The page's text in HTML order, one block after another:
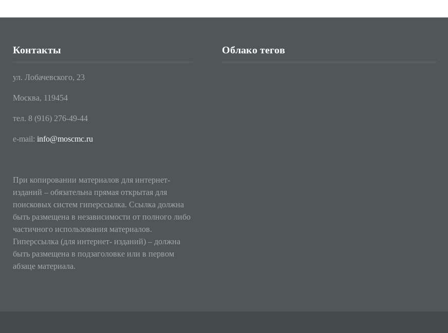
Контакты
ул. Лобачевского, 23
Москва, 119454
тел. 8 (916) 276-49-44
e-mail:info@moscmc.ru
При копировании материалов для интернет-
изданий – обязательна прямая открытая для
поисковых систем гиперссылка. Ссылка должна
быть размещена в независимости от полного либо
частичного использования материалов.
Гиперссылка (для интернет- изданий) – должна
быть размещена в подзаголовке или в первом
абзаце материала.
Облако тегов